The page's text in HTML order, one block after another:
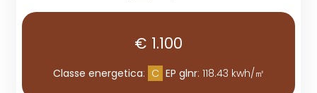
€ 1.100
Classe energetica: C EP glnr: 118.43 kwh/㎡
Commerciali